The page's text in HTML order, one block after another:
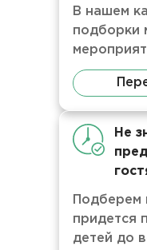
В нашем
подборки
Не
Подберем
придется
детей до